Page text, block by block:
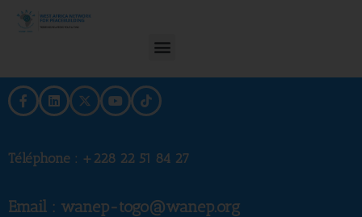
Téléphone : +228 22 51 84 27
Email : wanep-togo@wanep.org